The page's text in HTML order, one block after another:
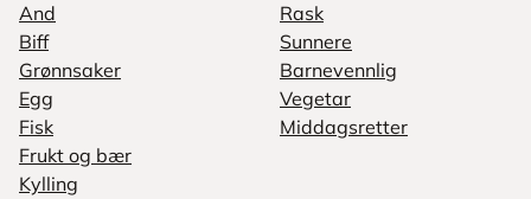
And
Biff
Grønnsaker
Egg
Fisk
Frukt og bær
Kylling
Rask
Sunnere
Barnevennlig
Vegetar
Middagsretter